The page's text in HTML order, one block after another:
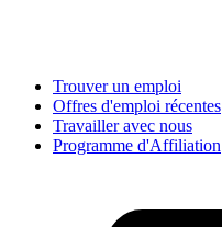
Trouver un emploi
Offres d'emploi récentes
Travailler avec nous
Programme d'Affiliation